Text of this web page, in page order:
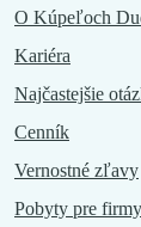
O Kúpeľoch
Kariéra
Najčastejšie
Cenník
Vernostné zľavy
Pobyty pre firmy